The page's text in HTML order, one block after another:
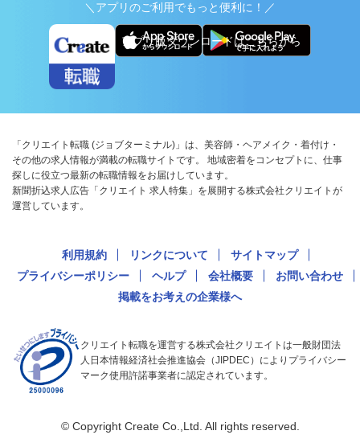
＼アプリのご利用でもっと便利に！／
アプリ版ダウンロードはこちらから
「クリエイト転職 (ジョブターミナル)」は、美容師・ヘアメイク・着付け・
その他の求人情報が満載の転職サイトです。 地域密着をコンセプトに、仕事
探しに役立つ最新の転職情報をお届けしています。
新聞折込求人広告「クリエイト 求人特集」を展開する株式会社クリエイトが
運営しています。
利用規約 リンクについて
サイトマップ
プライバシーポリシー
ヘルプ 会社概要
お問い合わせ
掲載をお考えの企業様へ
クリエイト転職を運営する株式会社クリエイトは一般財団法
人日本情報経済社会推進協会（JIPDEC）によりプライバシー
マーク使用許諾事業者に認定されています。
© Copyright Create Co.,Ltd. All rights reserved.